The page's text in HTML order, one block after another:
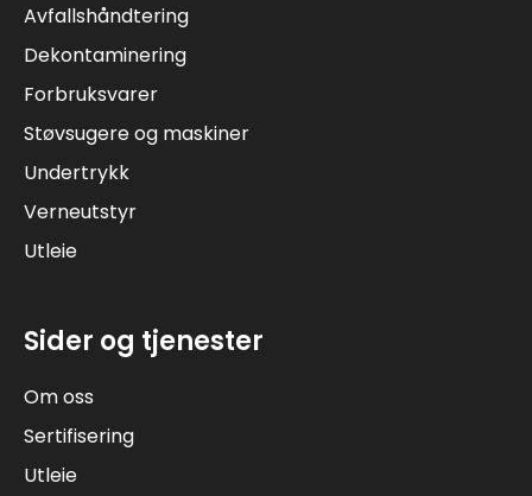
Avfallshåndtering
Dekontaminering
Forbruksvarer
Støvsugere og maskiner
Undertrykk
Verneutstyr
Utleie
Sider og tjenester
Om oss
Sertifisering
Utleie